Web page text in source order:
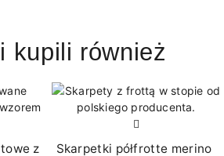
kupili również
z
Skarpetki półfrotte merino